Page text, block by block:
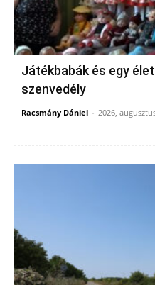
Játékbabák és egy
szenvedély
Racsmány Dániel - 2026,